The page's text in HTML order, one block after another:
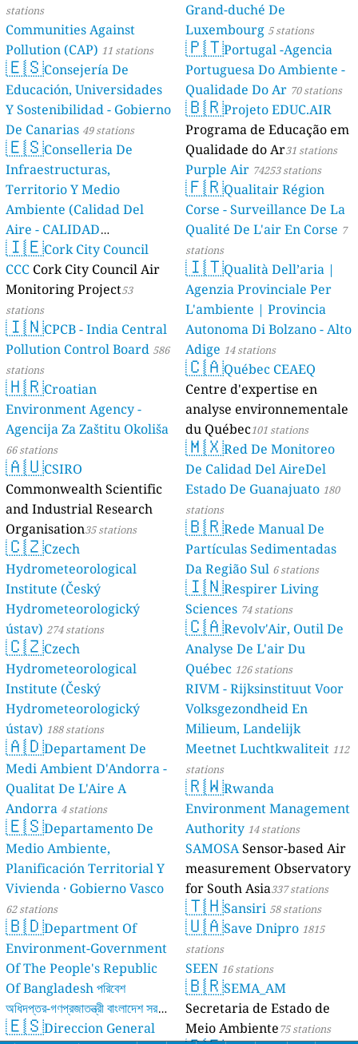
stations
Communities Against
Pollution (CAP) 11 stations
🇪🇸Consejería De
Educación, Universidades
Y Sostenibilidad - Gobierno
De Canarias 49 stations
🇪🇸Conselleria De
Infraestructuras,
Territorio Y Medio
Ambiente (Calidad Del
Aire - CALIDAD
AMBIENTAL) 23 stations
🇮🇪Cork City Council
CCC Cork City Council Air
Monitoring Project53
stations
🇮🇳CPCB - India Central
Pollution Control Board 586
stations
🇭🇷Croatian
Environment Agency -
Agencija Za Zaštitu Okoliša
66 stations
🇦🇺CSIRO
Commonwealth Scientific
and Industrial Research
Organisation35 stations
🇨🇿Czech
Hydrometeorological
Institute (Český
Hydrometeorologický
ústav) 274 stations
🇨🇿Czech
Hydrometeorological
Institute (Český
Hydrometeorologický
ústav) 188 stations
🇦🇩Departament De
Medi Ambient D'Andorra -
Qualitat De L'Aire A
Andorra 4 stations
🇪🇸Departamento De
Medio Ambiente,
Planificación Territorial Y
Vivienda · Gobierno Vasco
62 stations
🇧🇩Department Of
Environment-Government
Of The People's Republic
Of Bangladesh পরিবেশ
অধিদপ্তর-গণপ্রজাতন্ত্রী বাংলাদেশ সরকার
17 stations
🇪🇸Direccion General
Grand-duché De
Luxembourg 5 stations
🇵🇹Portugal -Agencia
Portuguesa Do Ambiente -
Qualidade Do Ar 70 stations
🇧🇷Projeto EDUC.AIR
Programa de Educação em
Qualidade do Ar31 stations
Purple Air 74253 stations
🇫🇷Qualitair Région
Corse - Surveillance De La
Qualité De L'air En Corse 7
stations
🇮🇹Qualità Dell’aria |
Agenzia Provinciale Per
L'ambiente | Provincia
Autonoma Di Bolzano - Alto
Adige 14 stations
🇨🇦Québec CEAEQ
Centre d'expertise en
analyse environnementale
du Québec101 stations
🇲🇽Red De Monitoreo
De Calidad Del AireDel
Estado De Guanajuato 180
stations
🇧🇷Rede Manual De
Partículas Sedimentadas
Da Região Sul 6 stations
🇮🇳Respirer Living
Sciences 74 stations
🇨🇦Revolv'Air, Outil De
Analyse De L'air Du
Québec 126 stations
RIVM - Rijksinstituut Voor
Volksgezondheid En
Milieum, Landelijk
Meetnet Luchtkwaliteit 112
stations
🇷🇼Rwanda
Environment Management
Authority 14 stations
SAMOSASensor-based Air
measurement Observatory
for South Asia337 stations
🇹🇭Sansiri 58 stations
🇺🇦Save Dnipro 1815
stations
SEEN 16 stations
🇧🇷SEMA_AM
Secretaria de Estado de
Meio Ambiente75 stations